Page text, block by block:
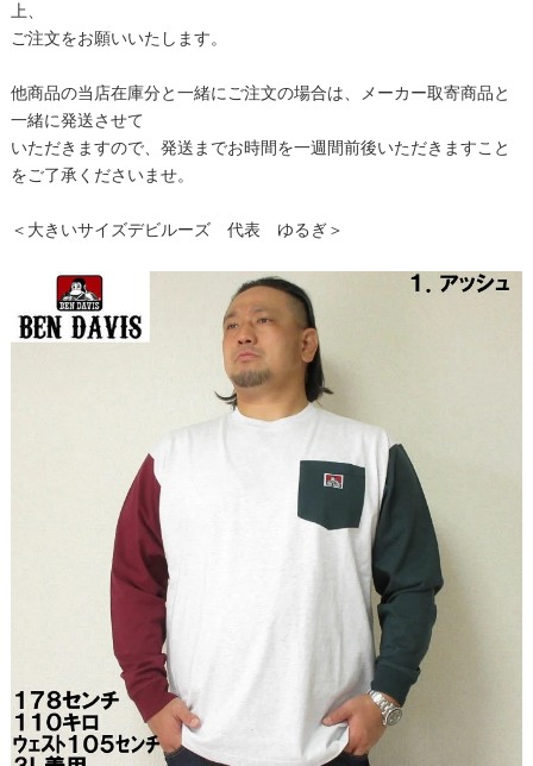
上、
ご注文をお願いいたします。
他商品の当店在庫分と一緒にご注文の場合は、メーカー取寄商品と
一緒に発送させて
いただきますので、発送までお時間を一週間前後いただきますこと
をご了承くださいませ。
＜大きいサイズデビルーズ 代表 ゆるぎ＞